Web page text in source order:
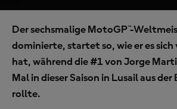
Der sechsmalige MotoGP™-
dominierte, startet so, wie er es
hat, während die #1 von Jorge
Mal in dieser Saison in Lusail aus der
rollte.